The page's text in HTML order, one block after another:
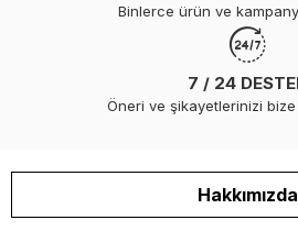
Binlerce ürün ve
7 / 24
Öneri ve şikayetlerinizi
Hakkımızda